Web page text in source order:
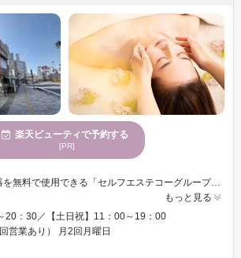
楽天ビューティで予約する
[PR]
◎会員様は本格美顔器を無料で使用できる「セルフエステコーグループ38年の実績があるフェイシャルサロンなので、安心して通って頂けます。女性専用の落ち着いたサロンに、スキンケア・メイク用品も完備、手ぶらでお越しください。 ❤特別お試し体験を２種類ご用意！お一人様1回限り ビジター価格フェイシャル【約40分3,300円】で体験できます ❤効果と結果へのこだわり 技術・機械の研究を常に重ね、お客様に最高の効果・結果をご提供できるよう努力しております。2024年今年新しいコースが誕生！！！ ◎肌解析機を使用しデータに基づいたカスタマイズケア ◎毎回フェイシャル８コース、トリートメント用化粧品４２アイテムから選択可能、美容マシン完備 ◎都度払い～本格コース、学割、ブライダル、子育て応援など様々なコースから１人１人のお肌に合わせたプランをご提案 ◎担当制で同じセラピストがトータルでご相談を受け付けナー」でさらに美しく！
もっと見る
20：30／【土日祝】11：00～19：00
営業あり） 月2回月曜日